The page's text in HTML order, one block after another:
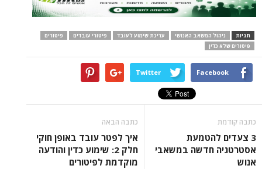
תגיות ניהול המשאב האנושי עריכת שימוע לעובד פיטורי עובדים
פיטורים
פיטורים שלא כדין
Facebook
Twitter
כתבה קודמת
3 צעדים להטמעת
אסטרטגיה חדשה במשאבי
אנוש
כתבה הבאה
איך לפטר עובד באופן חוקי
חלק 2: שימוע כדין והודעה
מוקדמת לפיטורים